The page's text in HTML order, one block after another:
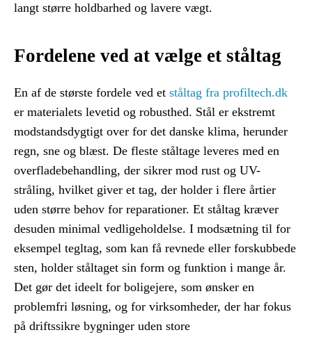
langt større holdbarhed og lavere vægt.
Fordelene ved at vælge et ståltag
En af de største fordele ved et ståltag fra profiltech.dk
er materialets levetid og robusthed. Stål er ekstremt
modstandsdygtigt over for det danske klima, herunder
regn, sne og blæst. De fleste ståltage leveres med en
overfladebehandling, der sikrer mod rust og UV-
stråling, hvilket giver et tag, der holder i flere årtier
uden større behov for reparationer. Et ståltag kræver
desuden minimal vedligeholdelse. I modsætning til for
eksempel tegltag, som kan få revnede eller forskubbede
sten, holder ståltaget sin form og funktion i mange år.
Det gør det ideelt for boligejere, som ønsker en
problemfri løsning, og for virksomheder, der har fokus
på driftssikre bygninger uden store